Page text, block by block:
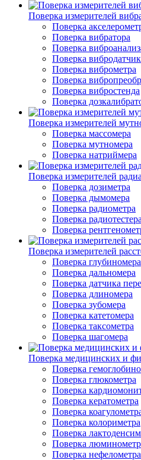
Поверка измерителей
Поверка
Поверка вибратора
Поверка
Поверка
Поверка виброметра
Поверка
Поверка вибростенда
Поверка
Поверка измерителей
Поверка массомера
Поверка мутномера
Поверка натриймера
Поверка измерителей
Поверка дозиметра
Поверка дымомера
Поверка радиометра
Поверка радиотестера
Поверка
Поверка измерителей
Поверка глубиномера
Поверка дальномера
Поверка датчика
Поверка длиномера
Поверка зубомера
Поверка катетомера
Поверка таксометра
Поверка шагомера
Поверка медицинских и
Поверка
Поверка глюкометра
Поверка
Поверка кератометра
Поверка
Поверка колориметра
Поверка
Поверка
Поверка нефелометра